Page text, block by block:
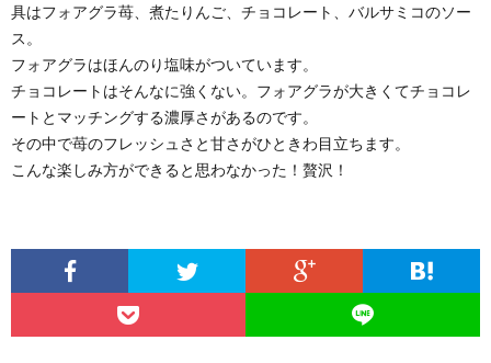
具はフォアグラ苺、煮たりんご、チョコレート、バルサミコのソー
ス。
フォアグラはほんのり塩味がついています。
チョコレートはそんなに強くない。フォアグラが大きくてチョコレ
ートとマッチングする濃厚さがあるのです。
その中で苺のフレッシュさと甘さがひときわ目立ちます。
こんな楽しみ方ができると思わなかった！贅沢！